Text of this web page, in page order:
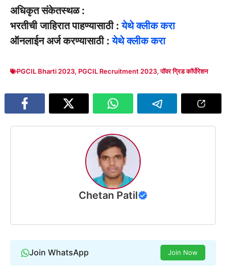
अधिकृत संकेतस्थळ :
भरतीची जाहिरात पाहण्यासाठी :येथे क्लीक करा
ऑनलाईन अर्ज करण्यासाठी :येथे क्लीक करा
PGCIL Bharti 2023, PGCIL Recruitment 2023,पॉवर ग्रिड कॉर्पोरेशन
Chetan Patil
Join WhatsApp Join Now